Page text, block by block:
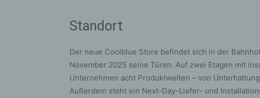
Standort
Der neue Coolblue Store befindet sich in der
November 2025 seine Türen. Auf zwei Etagen mit
Unternehmen acht Produktwelten – von
Außerdem steht ein Next-Day-Liefer- und
oder
gemeinsam
Verarbeitung